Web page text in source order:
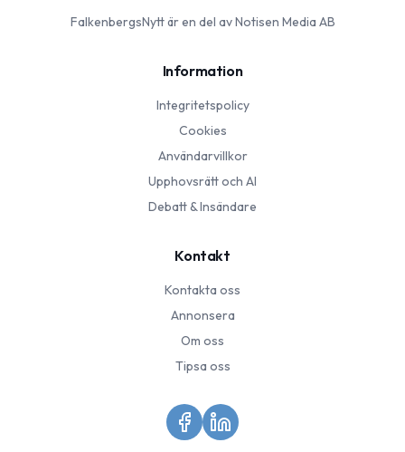
FalkenbergsNyttär en del av Notisen Media AB
Information
Integritetspolicy
Cookies
Användarvillkor
Upphovsrätt och AI
Debatt & Insändare
Kontakt
Kontakta oss
Annonsera
Om oss
Tipsa oss